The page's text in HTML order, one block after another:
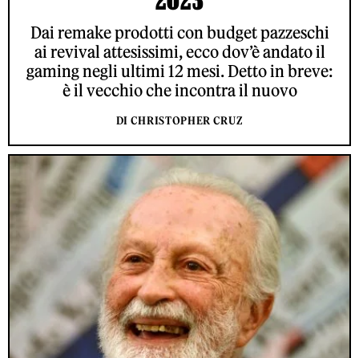
Dai remake prodotti con budget pazzeschi
ai revival attesissimi, ecco dov’è andato il
gaming negli ultimi 12 mesi. Detto in breve:
è il vecchio che incontra il nuovo
DI CHRISTOPHER CRUZ